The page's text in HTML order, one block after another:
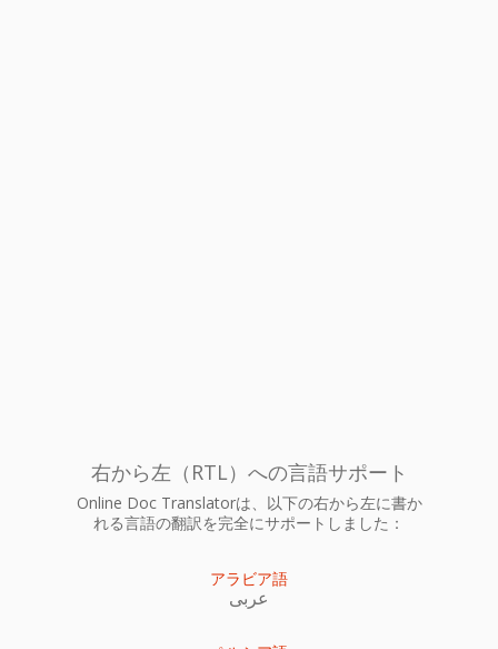
右から左（RTL）への言語サポート
Online Doc Translatorは、以下の右から左に書か
れる言語の翻訳を完全にサポートしました：
アラビア語
عربى